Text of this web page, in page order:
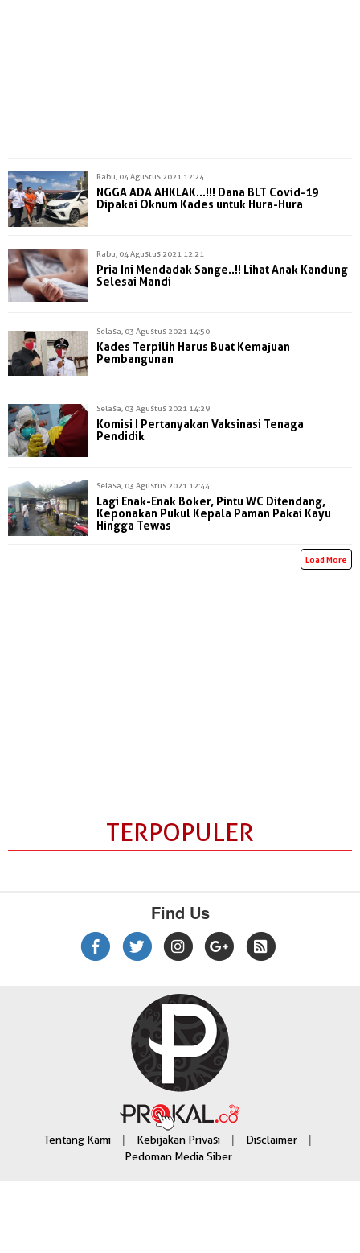
Rabu, 04 Agustus 2021 12:24
NGGA ADA AHKLAK...!!! Dana BLT Covid-19
Dipakai Oknum Kades untuk Hura-Hura
Rabu, 04 Agustus 2021 12:21
Pria Ini Mendadak Sange..!! Lihat Anak Kandung
Selesai Mandi
Selasa, 03 Agustus 2021 14:50
Kades Terpilih Harus Buat Kemajuan
Pembangunan
Selasa, 03 Agustus 2021 14:29
Komisi I Pertanyakan Vaksinasi Tenaga
Pendidik
Selasa, 03 Agustus 2021 12:44
Lagi Enak-Enak Boker, Pintu WC Ditendang,
Keponakan Pukul Kepala Paman Pakai Kayu
Hingga Tewas
Load More
TERPOPULER
Find Us
Tentang Kami | Kebijakan Privasi | Disclaimer |
Pedoman Media Siber